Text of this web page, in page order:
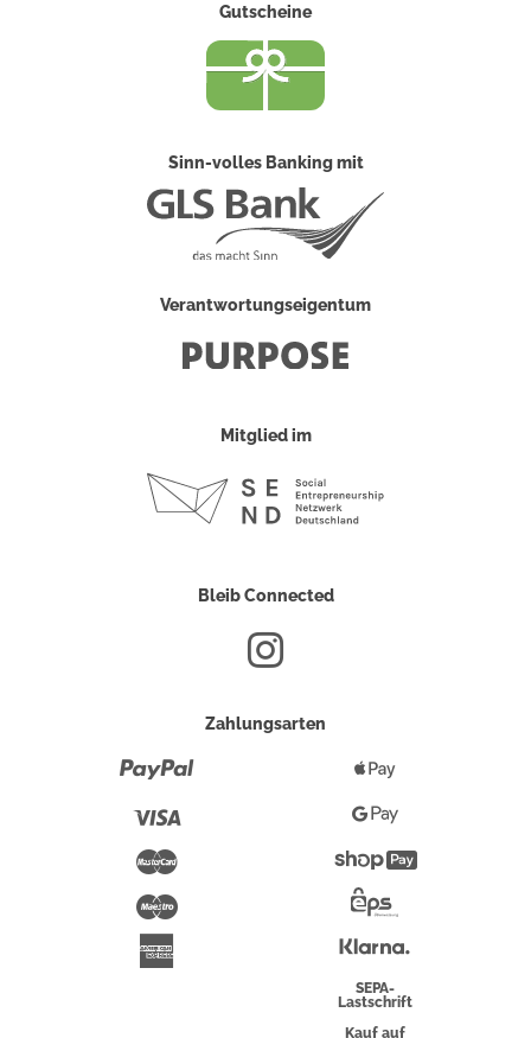
Gutscheine
Sinn-volles Banking mit
Verantwortungseigentum
Mitglied im
Bleib Connected
Zahlungsarten
Maestro
Pay
Google
Pay
Überweisung
SEPA-
Lastschrift
Kauf auf